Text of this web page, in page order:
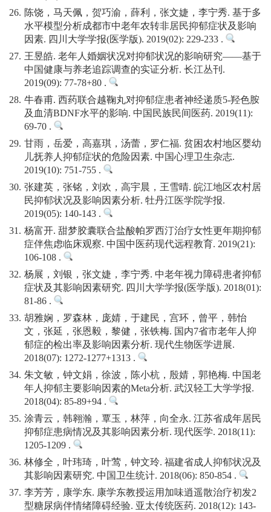
26. 陈饶，马天佩，贺巧渝，薛利，张文婕，李宁秀. 基于多
水平模型分析成都市中老年农转非居民抑郁症状及影响
因素. 四川大学学报(医学版). 2019(02): 229-233 .
27. 王昱皓. 老年人婚姻状况对抑郁状况的影响研究——基于
中国健康与养老追踪调查的实证分析. 长江丛刊.
2019(09): 77-78+80 .
28. 牛春甫. 西药联合越鞠丸对抑郁症患者神经递质5-羟色胺
及血清BDNF水平的影响. 中国民族民间医药. 2019(11):
69-70 .
29. 甘雨，岳爱，高嘉琪，汤蕾，罗仁福. 贫困农村地区婴幼
儿抚养人抑郁症状的危险因素. 中国心理卫生杂志.
2019(10): 751-755 .
30. 张建英，张铭，刘欢，高宇晨，王雪晴. 皖江地区农村居
民抑郁状况及影响因素分析. 牡丹江医学院学报.
2019(05): 140-143 .
31. 杨富开. 甜梦胶囊联合盐酸帕罗西汀治疗女性更年期抑郁
症伴焦虑临床观察. 中国中医药现代远程教育. 2019(21):
106-108 .
32. 杨展，刘银，张文婕，李宁秀. 中老年视力障碍患者抑郁
症状及其影响因素研究. 四川大学学报(医学版). 2018(01):
81-86 .
33. 胡雅娴，罗森林，庞婧，于建民，宫环，曾平，韩怡
文，张延，张恩毅，黎健，张铁梅. 国内7省市老年人抑
郁症的检出率及影响因素分析. 现代生物医学进展.
2018(07): 1272-1277+1313 .
34. 朱文敏，钟文娟，徐波，陈小杭，殷婧，郭艳梅. 中国老
年人抑郁主要影响因素的Meta分析. 武汉轻工大学学报.
2018(04): 85-89+94 .
35. 涂青云，韩翱瀚，覃玉，林萍，向全永. 江苏省成年居民
抑郁症患病情况及其影响因素分析. 现代医学. 2018(11):
1205-1209 .
36. 林修全，叶玮琦，叶莺，钟文玲. 福建省成人抑郁状况及
其影响因素研究. 中国卫生统计. 2018(06): 850-854 .
37. 李芳芳，康学东. 康学东教授运用加味逍遥散治疗初发2
型糖尿病伴情绪障碍经验. 亚太传统医药. 2018(12): 143-